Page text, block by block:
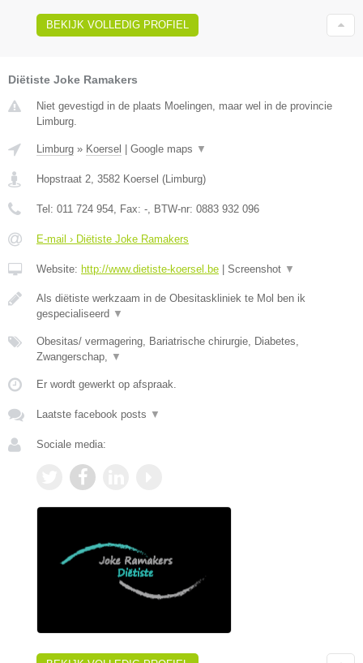
BEKIJK VOLLEDIG PROFIEL
Diëtiste Joke Ramakers
Niet gevestigd in de plaats Moelingen, maar wel in de provincie
Limburg.
Limburg » Koersel Google maps ▼
Hopstraat 2, 3582 Koersel (Limburg)
Tel: 011 724 954, Fax: -, BTW-nr: 0883 932 096
E-mail › Diëtiste Joke Ramakers
Website: http://www.dietiste-koersel.be Screenshot ▼
Als diëtiste werkzaam in de Obesitaskliniek te Mol ben ik
gespecialiseerd ▼
Obesitas/ vermagering, Bariatrische chirurgie, Diabetes,
Zwangerschap, ▼
Er wordt gewerkt op afspraak.
Laatste facebook posts ▼
Sociale media: